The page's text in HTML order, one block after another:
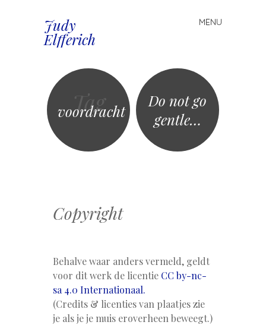
Judy
Elfferich
MENU
Spring
naar
Tag
voordracht
Do not go
gentle…
Copyright
Behalve waar anders vermeld, geldt
voor dit werk de licentie CC by-nc-
sa 4.0 Internationaal.
(Credits & licenties van plaatjes zie
je als je je muis eroverheen beweegt.)